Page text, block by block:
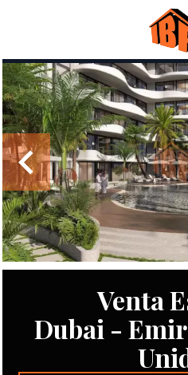
Venta
Dubai -